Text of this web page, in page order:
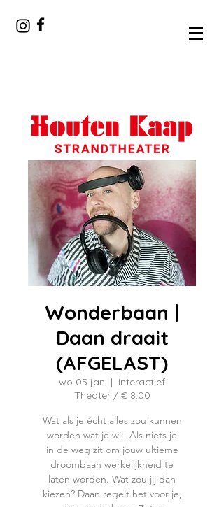
Wonderbaan |
Daan draait
(AFGELAST)
wo 05 jan
  |
Interactief
Theater / € 8.00
Wat als je écht alles zou kunnen
worden wat je wil! Als niets je
in de weg zit om jouw ultieme
droombaan werkelijkheid te
laten worden. Wat zou jij dan
kiezen? Daan regelt het voor je,